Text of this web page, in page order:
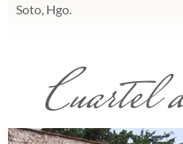
Soto, Hgo.